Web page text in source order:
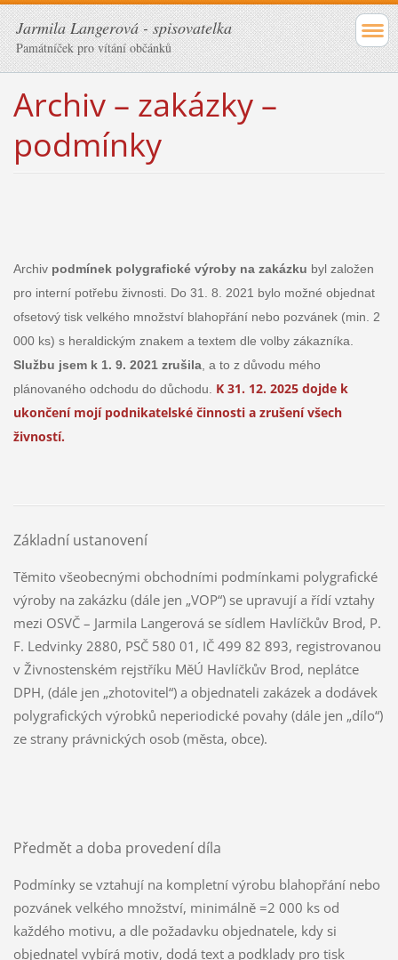
Jarmila Langerová - spisovatelka
Památníček pro vítání občánků
Archiv – zakázky –
podmínky
Archiv podmínek polygrafické výroby na zakázku byl založen
pro interní potřebu živnosti. Do 31. 8. 2021 bylo možné objednat
ofsetový tisk velkého množství blahopřání nebo pozvánek (min. 2
000 ks) s heraldickým znakem a textem dle volby zákazníka.
Službu jsem k 1. 9. 2021 zrušila, a to z důvodu mého
plánovaného odchodu do důchodu. K 31. 12. 2025 dojde k
ukončení mojí podnikatelské činnosti a zrušení všech
živností.
Základní ustanovení
Těmito všeobecnými obchodními podmínkami polygrafické
výroby na zakázku (dále jen „VOP“) se upravují a řídí vztahy
mezi OSVČ – Jarmila Langerová se sídlem Havlíčkův Brod, P.
F. Ledvinky 2880, PSČ 580 01, IČ 499 82 893, registrovanou
v Živnostenském rejstříku MěÚ Havlíčkův Brod, neplátce
DPH, (dále jen „zhotovitel“) a objednateli zakázek a dodávek
polygrafických výrobků neperiodické povahy (dále jen „dílo“)
ze strany právnických osob (města, obce).
Předmět a doba provedení díla
Podmínky se vztahují na kompletní výrobu blahopřání nebo
pozvánek velkého množství, minimálně =2 000 ks od
každého motivu, a dle požadavku objednatele, kdy si
objednatel vybírá motiv, dodá text a podklady pro tisk